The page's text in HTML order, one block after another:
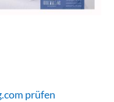
prüfen